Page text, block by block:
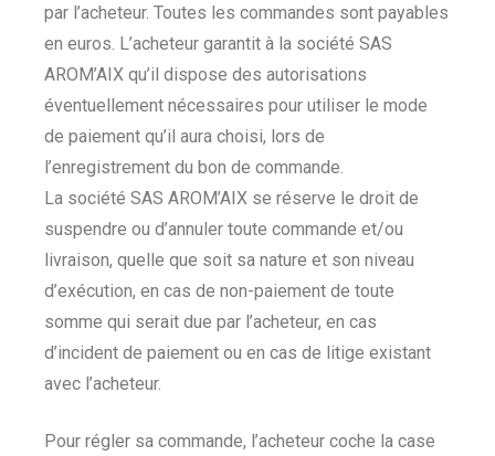
par l’acheteur. Toutes les commandes sont payables
en euros. L’acheteur garantit à la société SAS
AROM’AIX qu’il dispose des autorisations
éventuellement nécessaires pour utiliser le mode
de paiement qu’il aura choisi, lors de
l’enregistrement du bon de commande.
La société SAS AROM’AIX se réserve le droit de
suspendre ou d’annuler toute commande et/ou
livraison, quelle que soit sa nature et son niveau
d’exécution, en cas de non-paiement de toute
somme qui serait due par l’acheteur, en cas
d’incident de paiement ou en cas de litige existant
avec l’acheteur.
Pour régler sa commande, l’acheteur coche la case